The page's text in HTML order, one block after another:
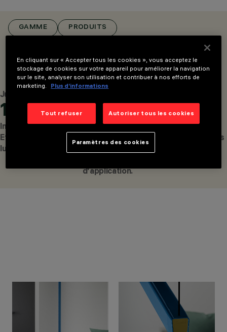
BROCHURE
CONFIGURER
GAMME PRODUITS
LIBERA SYSTEM LIBERA STAND-ALONE
Jusqu'à
145
lm/W
Efficacité
lumineuse
4
technologies
optiques, pour
d'application.
360°
rotation des
joints dans trois
En cliquant sur « Accepter tous les cookies », vous acceptez le
stockage de cookies sur votre appareil pour améliorer la navigation
sur le site, analyser son utilisation et contribuer à nos efforts de
marketing.
Plus d’informations
Tout refuser Autoriser tous les cookies
Paramètres des cookies